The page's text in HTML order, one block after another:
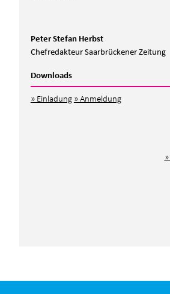
Peter Stefan Herbst
Chefredakteur Saarbrückener Zeitung
Downloads
Einladung
Anmeldung